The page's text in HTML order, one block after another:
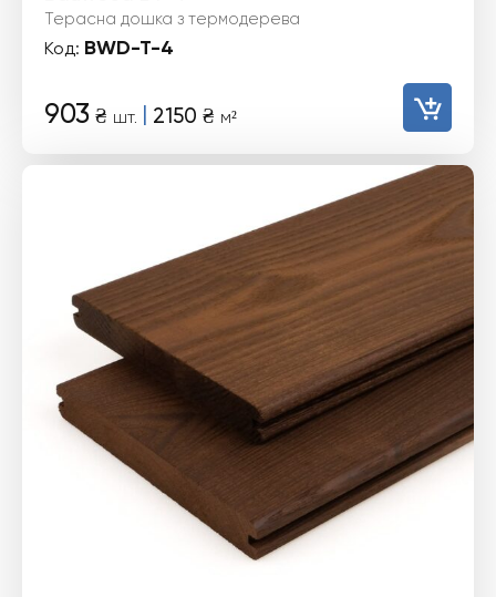
Терасна дошка з термодерева
Код: BWD-T-4
903 ₴ шт. | 2150 ₴ м²